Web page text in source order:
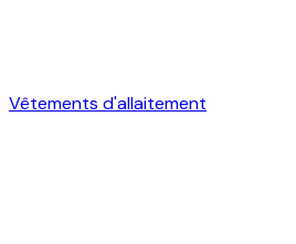
Vêtements d'allaitement